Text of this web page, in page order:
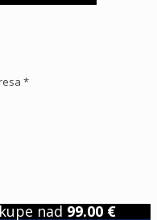
*
nad 99.00 €